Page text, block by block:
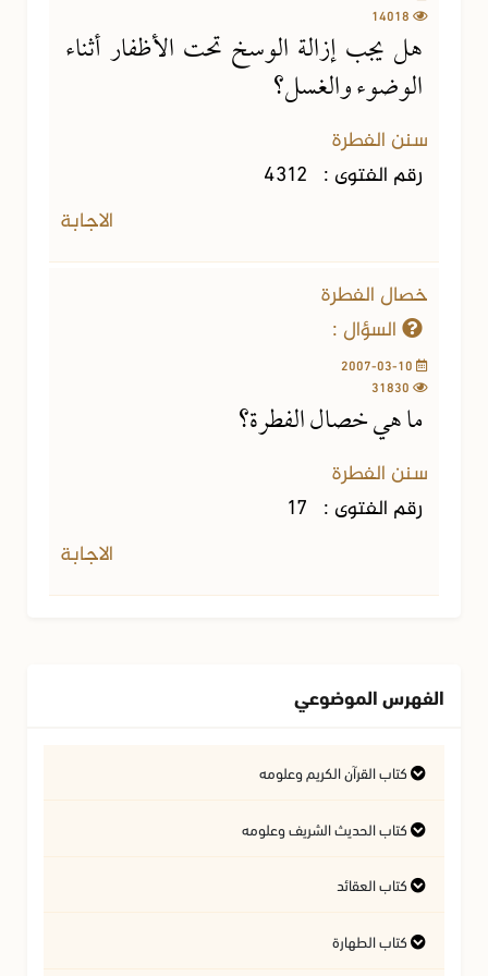
هل يجب إزالة الوسخ تحت الأظفار أثناء
الوضوء والغسل؟
سنن الفطرة
رقم الفتوى : 4312
الاجابة
خصال الفطرة
السؤال :
ما هي خصال الفطرة؟
سنن الفطرة
رقم الفتوى : 17
الاجابة
الفهرس الموضوعي
كتاب القرآن الكريم وعلومه
التفسير وعلوم القرآن
فتاوى متعلقة بالقرآن الكريم
آداب تلاوة القرآن الكريم
كتاب الحديث الشريف وعلومه
فتاوى متعلقة بالحديث الشريف
أسئلة في السيرة النبوية
كتاب العقائد
المسائل المتعلقة بالعقيدة
كتاب الطهارة